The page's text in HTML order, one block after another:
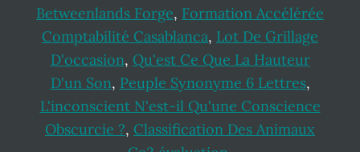
Betweenlands Forge, Formation Accélérée
Comptabilité Casablanca, Lot De Grillage
D'occasion, Qu'est Ce Que La Hauteur
D'un Son, Peuple Synonyme 6 Lettres,
L'inconscient N'est-il Qu'une Conscience
Obscurcie ?, Classification Des Animaux